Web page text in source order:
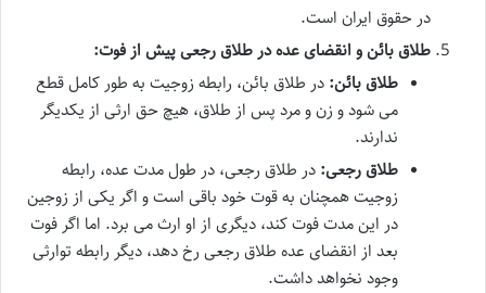
در حقوق ایران است.
طلاق بائن و انقضای عده در طلاق رجعی پیش از فوت:
طلاق بائن: در طلاق بائن، رابطه زوجیت به طور کامل قطع
می شود و زن و مرد پس از طلاق، هیچ حق ارثی از یکدیگر
ندارند.
طلاق رجعی: در طلاق رجعی، در طول مدت عده، رابطه
زوجیت همچنان به قوت خود باقی است و اگر یکی از زوجین
در این مدت فوت کند، دیگری از او ارث می برد. اما اگر فوت
بعد از انقضای عده طلاق رجعی رخ دهد، دیگر رابطه توارثی
وجود نخواهد داشت.